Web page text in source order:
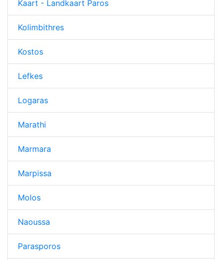
Kaart - Landkaart Paros
Kolimbithres
Kostos
Lefkes
Logaras
Marathi
Marmara
Marpissa
Molos
Naoussa
Parasporos